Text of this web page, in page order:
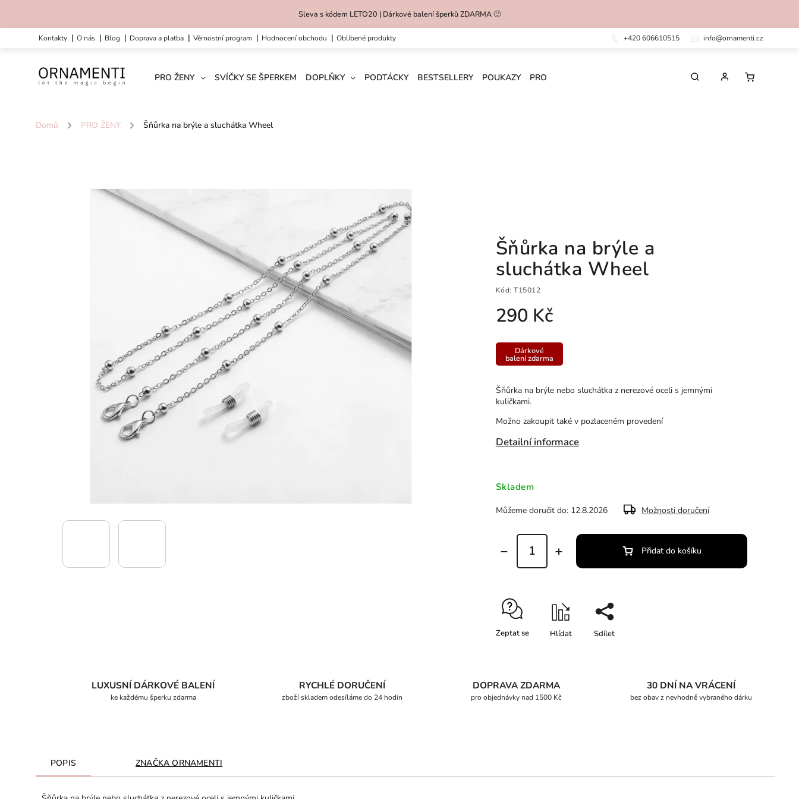
Sleva s kódem LETO20 | Dárkové balení šperků ZDARMA 🙂
+420 606610515 info@ornamenti.cz
kontakty o nás blog doprava a platba věrnostní program hodnocení obchodu oblíbené produkty
PRO ŽENY SVÍČKY SE ŠPERKEM DOPLŇKY PODTÁCKY BESTSELLERY POUKAZY PRO DĚTI CHIRURGICKÁ OCEL
Domů / PRO ŽENY / Šňůrka na brýle a sluchátka Wheel
Šňůrka na brýle a
sluchátka Wheel
Kód: T15012
290 Kč
Šňůrka na brýle nebo sluchátka z nerezové oceli s jemnými
kuličkami.
Možno zakoupit také v pozlaceném provedení
Detailní informace
Dárkové
balení zdarma
Skladem
Můžeme doručit do: 12.8.2026 Možnosti doručení
Přidat do košíku
Zeptat se Hlídat Sdílet
LUXUSNÍ DÁRKOVÉ BALENÍ
ke každému šperku zdarma
RYCHLÉ DORUČENÍ
zboží skladem odesíláme do 24 hodin
DOPRAVA ZDARMA
pro objednávky nad 1500 Kč
30 DNÍ NA VRÁCENÍ
bez obav z nevhodně vybraného dárku
POPIS ZNAČKA ORNAMENTI